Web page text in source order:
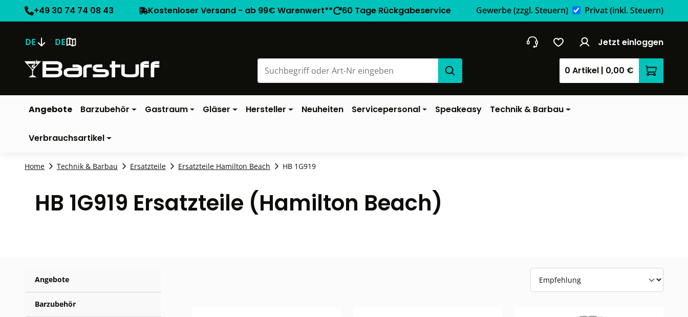
+49 30 74 74 08 43 Kostenloser Versand - ab 99€ Warenwert** 60 Tage Rückgabeservice Gewerbe(zzgl. Steuern) Privat(inkl. Steuern)
DE DE Jetzt einloggen
0 Artikel | 0,00 €
Angebote Barzubehör Gastraum Gläser Hersteller Neuheiten Servicepersonal Speakeasy Technik & Barbau
Verbrauchsartikel
Home Technik & Barbau Ersatzteile Ersatzteile Hamilton Beach HB 1G919
HB 1G919 Ersatzteile (Hamilton Beach)
Angebote
Barzubehör